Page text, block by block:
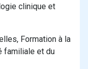
clinique et
Formation à la
familiale et du